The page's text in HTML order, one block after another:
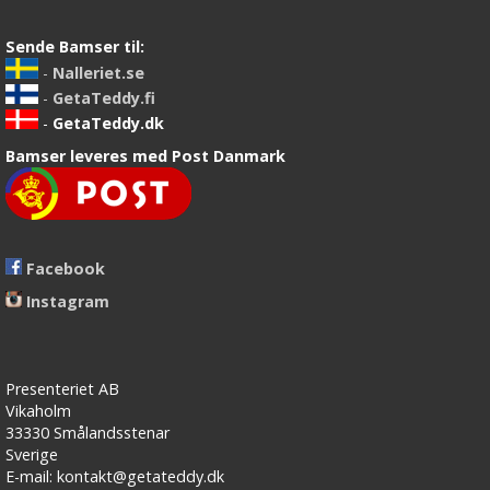
Sende Bamser til:
- Nalleriet.se
- GetaTeddy.fi
- GetaTeddy.dk
Bamser leveres med Post Danmark
Facebook
Instagram
Presenteriet AB
Vikaholm
33330 Smålandsstenar
Sverige
E-mail: kontakt@getateddy.dk